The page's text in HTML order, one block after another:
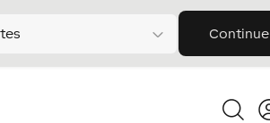
Continue